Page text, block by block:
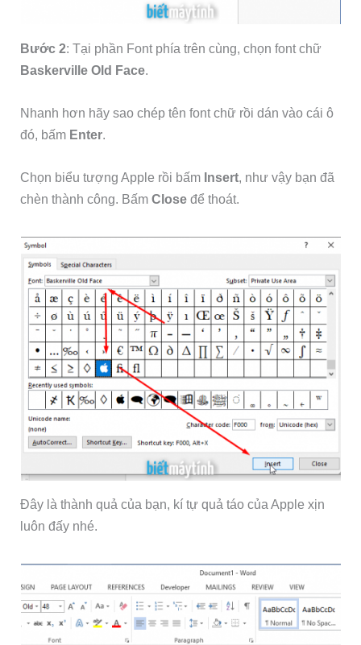
Bước 2: Tại phần Font phía trên cùng, chọn font chữ
Baskerville Old Face.
Nhanh hơn hãy sao chép tên font chữ rồi dán vào cái ô
đó, bấm Enter.
Chọn biểu tượng Apple rồi bấm Insert, như vậy bạn đã
chèn thành công. BấmCloseđể thoát.
Đây là thành quả của bạn, kí tự quả táo của Apple xịn
luôn đấy nhé.